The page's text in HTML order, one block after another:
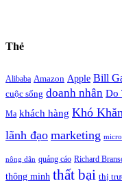
Thẻ
Alibaba Amazon Apple Bill
cuộc sống doanh nhân Do
Ma khách hàng Khó
lãnh đạo marketing
nông dân quảng cáo Richard
thông minh thất bại thị